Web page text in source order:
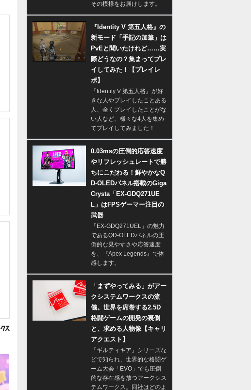
その模様をお届けします。
『Identity V 第五人格』の
新モード「手記の加筆」は
PvEと聞いたけれど……実
際どうなの？集まってプレ
イしてみた！【プレイレ
ポ】
『Identity V 第五人格』が好
きな人やプレイしたことある
人、全くプレイしたことがな
い人など、様々な4人を集め
てプレイしてみました！
0.03msの圧倒的応答速度
やリフレッシュレートで勝
ちにこだわる！鮮やかなQ
D-OLEDパネル搭載のGiga
Crysta「EX-GDQ271UE
L」はFPSゲーマー注目の
武器
「EX-GDQ271UEL」の魅力
であるQD-OLEDパネルの圧
倒的な見やすさや応答速度
を、『Apex Legends』で体
感します。
「まずやってみる」がアー
クシステムワークスの流
儀。世界を席巻する2.5D
格闘ゲームの開発の裏側
と、求める人物像【キャリ
アクエスト】
『ギルティギア』シリーズな
どで知られ、世界的な格闘ゲ
ーム大会「EVO」でも圧倒
的な存在感を放つアークシス
テムワークス。同社はどのよ